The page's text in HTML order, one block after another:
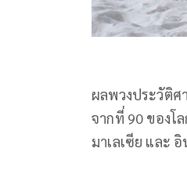
ผลพวงประวัติ
จากที่ 90 ของโ
มาเลเซีย และ